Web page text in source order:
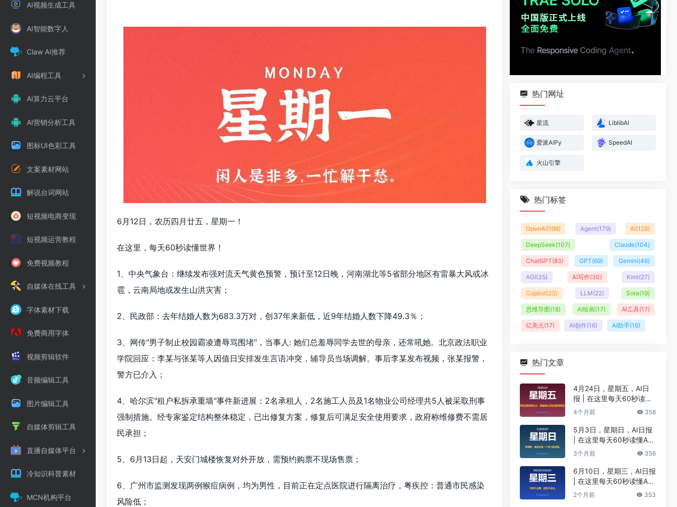
AI视频生成工具
AI智能数字人
Claw AI推荐
AI编程工具
AI算力云平台
AI营销分析工具
图标UI色彩工具
文案素材网站
解说台词网站
短视频电商变现
短视频运营教程
免费视频教程
自媒体在线工具
字体素材下载
免费商用字体
视频剪辑软件
音频编辑工具
图片编辑工具
自媒体剪辑工具
直播自媒体平台
冷知识科普素材
MCN机构平台
6月12日，农历四月廿五，星期一！
在这里，每天60秒读懂世界！
1、中央气象台：继续发布强对流天气黄色预警，预计至12日晚，河南湖北等5省部分地区有雷暴大风或冰
雹，云南局地或发生山洪灾害；
2、民政部：去年结婚人数为683.3万对，创37年来新低，近9年结婚人数下降49.3％；
3、网传"男子制止校园霸凌遭辱骂围堵"，当事人: 她们总羞辱同学去世的母亲，还常吼她。北京政法职业
学院回应：李某与张某等人因值日安排发生言语冲突，辅导员当场调解。事后李某发布视频，张某报警，
警方已介入；
4、哈尔滨"租户私拆承重墙"事件新进展：2名承租人，2名施工人员及1名物业公司经理共5人被采取刑事
强制措施。经专家鉴定结构整体稳定，已出修复方案，修复后可满足安全使用要求，政府称维修费不需居
民承担；
5、6月13日起，天安门城楼恢复对外开放，需预约购票不现场售票；
6、广州市监测发现两例猴痘病例，均为男性，目前正在定点医院进行隔离治疗，粤疾控：普通市民感染
风险低；
热门网址
星流 LiblibAI
爱派AiPy SpeedAI
火山引擎
热门标签
OpenAI(198) Agent(179) AI(128)
DeepSeek(107) Claude(104)
ChatGPT(83) GPT(69) Gemini(46)
AGI(35) AI写作(30) Kimi(27)
Copilot(23) LLM(22) Sora(19)
思维导图(18) AI绘画(17) AI工具(17)
亿美元(17) AI创作(16) AI助手(16)
热门文章
4月24日，星期五，AI日
报 | 在这里每天60秒读懂
AI！
4个月前 358
5月3日，星期日，AI日报
| 在这里每天60秒读懂A
I！
3个月前 356
6月10日，星期三，AI日报
| 在这里每天60秒读懂A
I！
2个月前 353